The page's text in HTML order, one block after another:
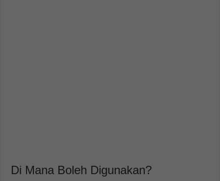
Di Mana Boleh Digunakan?